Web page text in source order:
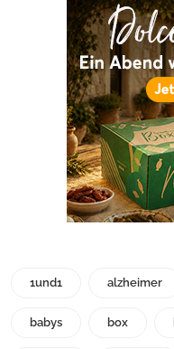
1und1 alzheimer
babys box